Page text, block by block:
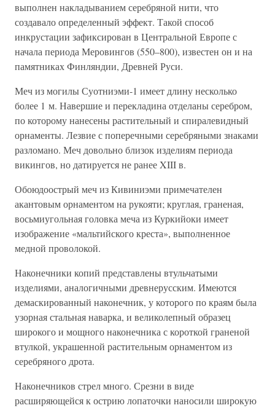
выполнен накладыванием серебряной нити, что
создавало определенный эффект. Такой способ
инкрустации зафиксирован в Центральной Европе с
начала периода Меровингов (550–800), известен он и на
памятниках Финляндии, Древней Руси.
Меч из могилы Суотниэми-1 имеет длину несколько
более 1 м. Навершие и перекладина отделаны серебром,
по которому нанесены растительный и спиралевидный
орнаменты. Лезвие с поперечными серебряными знаками
разломано. Меч довольно близок изделиям периода
викингов, но датируется не ранее XIII в.
Обоюдоострый меч из Кивиниэми примечателен
акантовым орнаментом на рукояти; круглая, граненая,
восьмиугольная головка меча из Куркийоки имеет
изображение «мальтийского креста», выполненное
медной проволокой.
Наконечники копий представлены втульчатыми
изделиями, аналогичными древнерусским. Имеются
демаскированный наконечник, у которого по краям была
узорная стальная наварка, и великолепный образец
широкого и мощного наконечника с короткой граненой
втулкой, украшенной растительным орнаментом из
серебряного дрота.
Наконечников стрел много. Срезни в виде
расширяющейся к острию лопаточки наносили широкую